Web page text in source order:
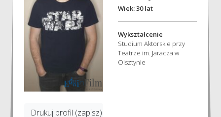
Drukuj profil (zapisz)
Wiek: 30 lat
Wykształcenie
Studium Aktorskie przy
Teatrze im. Jaracza w
Olsztynie